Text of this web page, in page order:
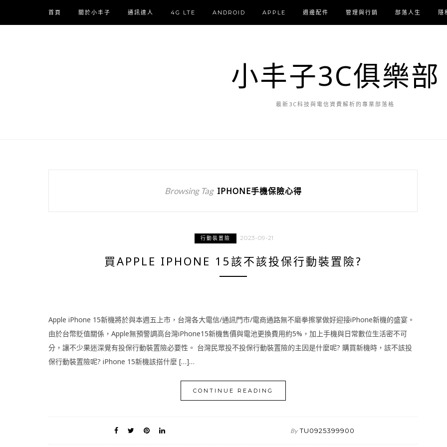
首頁 關於小丰子 通訊達人 4G LTE ANDROID APPLE 週邊配件 管理與行銷 部落人生 隱
小丰子3C俱樂部
最新3C科技與電信資費解析的專業部落格
Browsing Tag IPHONE手機保險心得
行動裝置險 2023-09-21
買APPLE IPHONE 15該不該投保行動裝置險?
Apple iPhone 15新機將於與本週五上市，台灣各大電信/通訊門市/電商通路無不磨拳擦掌做好迎接iPhone新機的盛宴。
由於台幣貶值關係，Apple無預警調高台灣iPhone15新機售價與電池更換費用約5%，加上手機與日常數位生活密不可
分，讓不少果迷深覺有投保行動裝置險必要性。 台灣民眾投不投保行動裝置險的主因是什麼呢? 購買新機時，該不該投
保行動裝置險呢? iPhone 15新機該搭什麼 […]…
CONTINUE READING
By TU0925399900